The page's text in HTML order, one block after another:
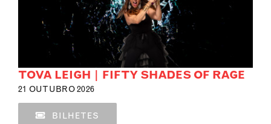
TOVA LEIGH | FIFTY SHADES OF RAGE
21 OUTUBRO 2026
BILHETES